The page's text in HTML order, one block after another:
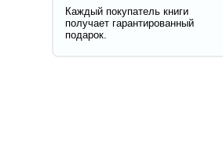
Каждый покупатель книги
получает гарантированный
подарок.